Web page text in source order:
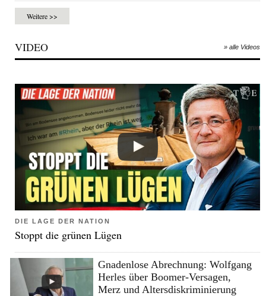
Weitere >>
VIDEO » alle Videos
DIE LAGE DER NATION
Stoppt die grünen Lügen
Gnadenlose Abrechnung: Wolfgang
Herles über Boomer-Versagen,
Merz und Altersdiskriminierung